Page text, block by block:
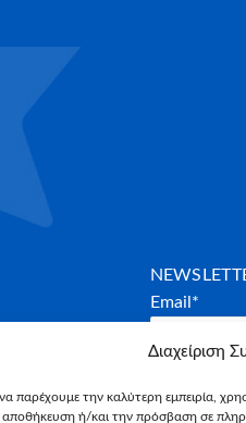
Διαχείριση
να παρέχουμε την καλύτερη εμπειρία,
αποθήκευση ή/και την πρόσβαση σε
Email*